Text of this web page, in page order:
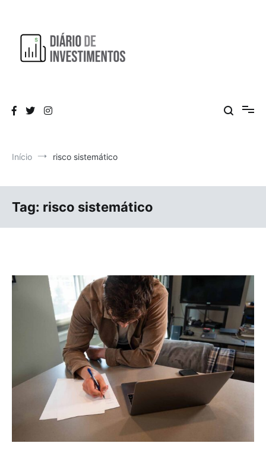
conteúdo
Início risco sistemático
Tag: risco sistemático